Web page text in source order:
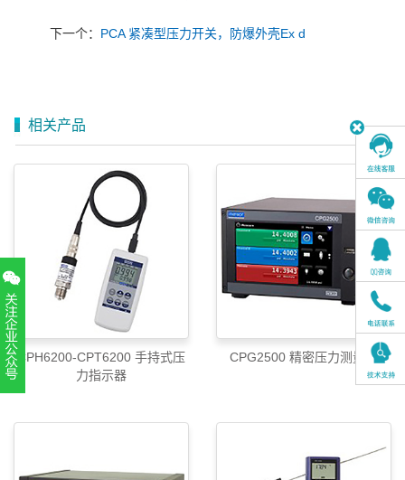
下一个： PCA 紧凑型压力开关，防爆外壳Ex d
相关产品
CPH6200-CPT6200 手持式压
力指示器
CPG2500 精密压力测量仪
扫一扫，关注官方账号